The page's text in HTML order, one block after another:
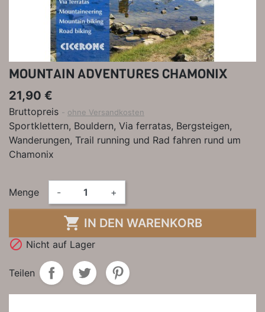
MOUNTAIN ADVENTURES CHAMONIX
21,90 €
Bruttopreis ohne Versandkosten
Sportklettern, Bouldern, Via ferratas, Bergsteigen,
Wanderungen, Trail running und Rad fahren rund um
Chamonix
Menge - +
 IN DEN WARENKORB
 Nicht auf Lager
Teilen